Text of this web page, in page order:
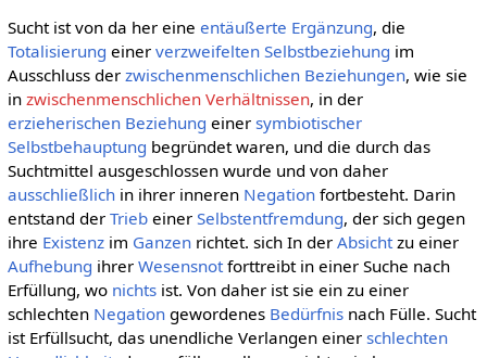
Sucht ist von da her eine entäußerte Ergänzung, die
Totalisierung einer verzweifelten Selbstbeziehung im
Ausschluss der zwischenmenschlichen Beziehungen, wie sie
in zwischenmenschlichen Verhältnissen, in der
erzieherischen Beziehung einer symbiotischer
Selbstbehauptung begründet waren, und die durch das
Suchtmittel ausgeschlossen wurde und von daher
ausschließlichin ihrer inneren Negationfortbesteht. Darin
entstand der Triebeiner Selbstentfremdung, der sich gegen
ihre Existenzim Ganzenrichtet. sich In der Absichtzu einer
Aufhebung ihrer Wesensnotforttreibt in einer Suche nach
Erfüllung, wo nichtsist. Von daher ist sie ein zu einer
schlechten Negationgewordenes Bedürfnisnach Fülle. Sucht
ist Erfüllsucht, das unendliche Verlangen einer schlechten